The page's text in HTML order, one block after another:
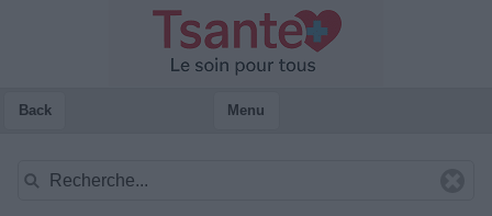
Back Menu